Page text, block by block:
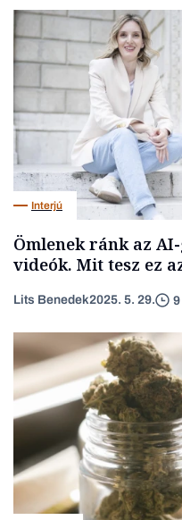
Interjú
Ömlenek ránk az
videók. Mit tesz ez
Lits Benedek2025. 5. 29. 9